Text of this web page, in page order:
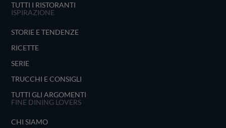
TUTTI I RISTORANTI
ISPIRAZIONE
STORIE E TENDENZE
RICETTE
SERIE
TRUCCHI E CONSIGLI
TUTTI GLI ARGOMENTI
FINE DINING LOVERS
CHI SIAMO